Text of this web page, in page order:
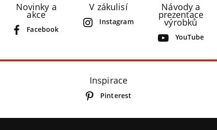
Novinky a
akce
Facebook
V zákulisí
Instagram
Návody a
prezentace
výrobků
YouTube
Inspirace
Pinterest